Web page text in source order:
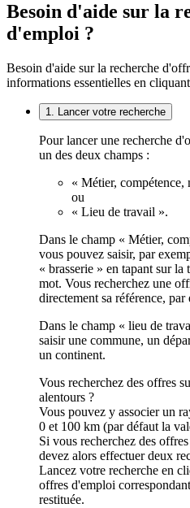
Besoin d'aide sur la
d'emploi ?
Besoin d'aide sur la recherche
informations essentielles en
1. Lancer votre recherche
Pour lancer une recherche
un des deux champs :
« Métier, compétence,
ou
« Lieu de travail ».
Dans le champ « Métier,
vous pouvez saisir, par
« brasserie » en tapant sur la
mot. Vous recherchez une
directement sa référence,
Dans le champ « lieu de
saisir une commune, un
un continent.
Vous recherchez des offres
alentours ?
Vous pouvez y associer un
0 et 100 km (par défaut la
Si vous recherchez des
devez alors effectuer deux
Lancez votre recherche en
offres d'emploi
restituée.